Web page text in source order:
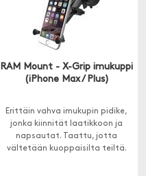
RAM Mount - X-Grip imukuppi
(iPhone Max / Plus)
Erittäin vahva imukupin pidike,
jonka kiinnität laatikkoon ja
napsautat. Taattu, jotta
vältetään kuoppaisilta teiltä.